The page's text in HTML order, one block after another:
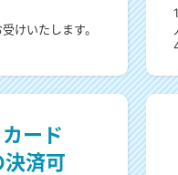
けいたします。
ード
済可